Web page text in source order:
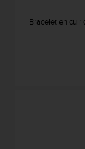
Bracelet en cuir